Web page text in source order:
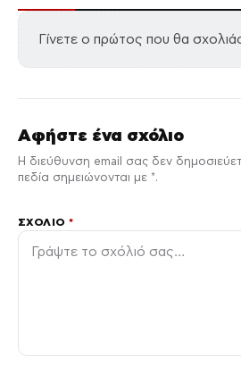
Γίνετε ο πρώτος που θα
Αφήστε ένα σχόλιο
Η διεύθυνση email σας δεν
πεδία σημειώνονται με *.
ΣΧΌΛΙΟ*